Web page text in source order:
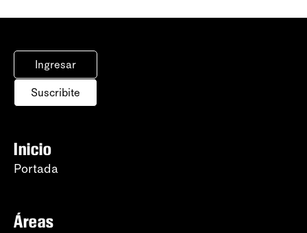
Ingresar
Suscribite
Inicio
Portada
Áreas